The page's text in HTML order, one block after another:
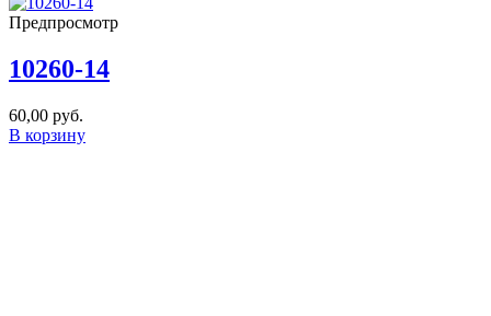
Предпросмотр
10260-14
60,00 руб.
В корзину